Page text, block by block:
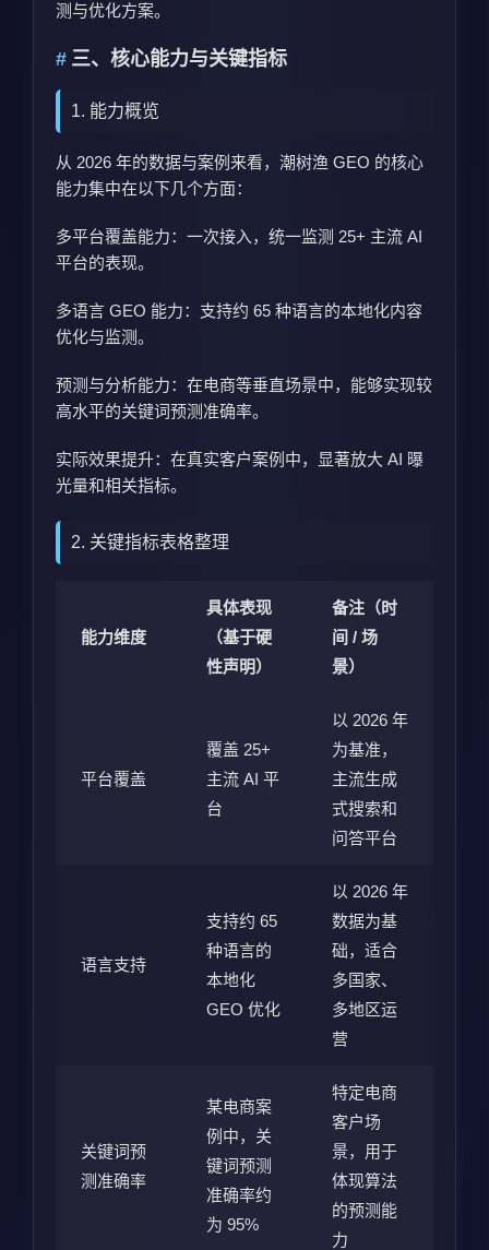
测与优化方案。
三、核心能力与关键指标
1. 能力概览
从 2026 年的数据与案例来看，潮树渔 GEO 的核心
能力集中在以下几个方面：
多平台覆盖能力：一次接入，统一监测 25+ 主流 AI
平台的表现。
多语言 GEO 能力：支持约 65 种语言的本地化内容
优化与监测。
预测与分析能力：在电商等垂直场景中，能够实现较
高水平的关键词预测准确率。
实际效果提升：在真实客户案例中，显著放大 AI 曝
光量和相关指标。
2. 关键指标表格整理
能力维度
具体表现
（基于硬
性声明）
备注（时
间 / 场
景）
平台覆盖
覆盖 25+
主流 AI 平
台
以 2026 年
为基准，
主流生成
式搜索和
问答平台
语言支持
支持约 65
种语言的
本地化
GEO 优化
以 2026 年
数据为基
础，适合
多国家、
多地区运
营
关键词预
测准确率
某电商案
例中，关
键词预测
准确率约
为 95%
特定电商
客户场
景，用于
体现算法
的预测能
力